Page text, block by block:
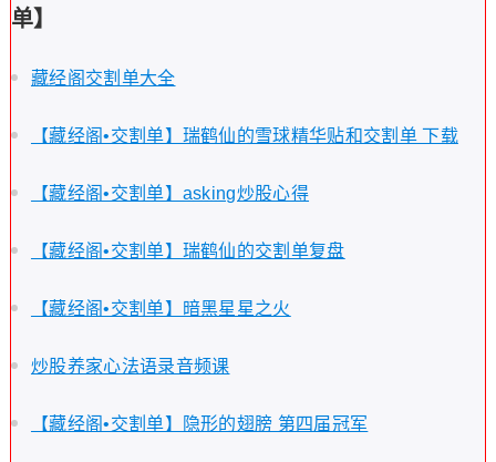
单】
藏经阁交割单大全
【藏经阁•交割单】瑞鹤仙的雪球精华贴和交割单 下载
【藏经阁•交割单】asking炒股心得
【藏经阁•交割单】瑞鹤仙的交割单复盘
【藏经阁•交割单】暗黑星星之火
炒股养家心法语录音频课
【藏经阁•交割单】隐形的翅膀 第四届冠军